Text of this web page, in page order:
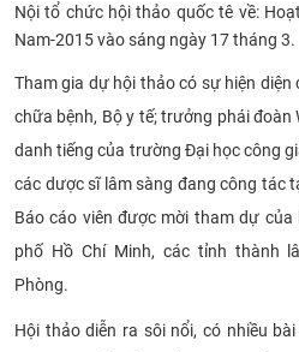
ĐẢM BẢO CHẤT LƯỢNG
KHOA HỌC CÔNG NGHỆ
HTQT
CỰU NGƯỜI HỌC
Nội tổ chức hội thảo quốc tê về:
Nam-2015 vào sáng ngày 17 tháng 3.
Tham gia dự hội thảo có sự hiện diện
chữa bệnh, Bộ y tế; trưởng phái đoàn
danh tiếng của trường Đại học công
các dược sĩ lâm sàng đang công tác
Báo cáo viên được mời tham dự
phố Hồ Chí Minh, các tỉnh thành
Phòng.
Hội thảo diễn ra sôi nổi, có nhiều